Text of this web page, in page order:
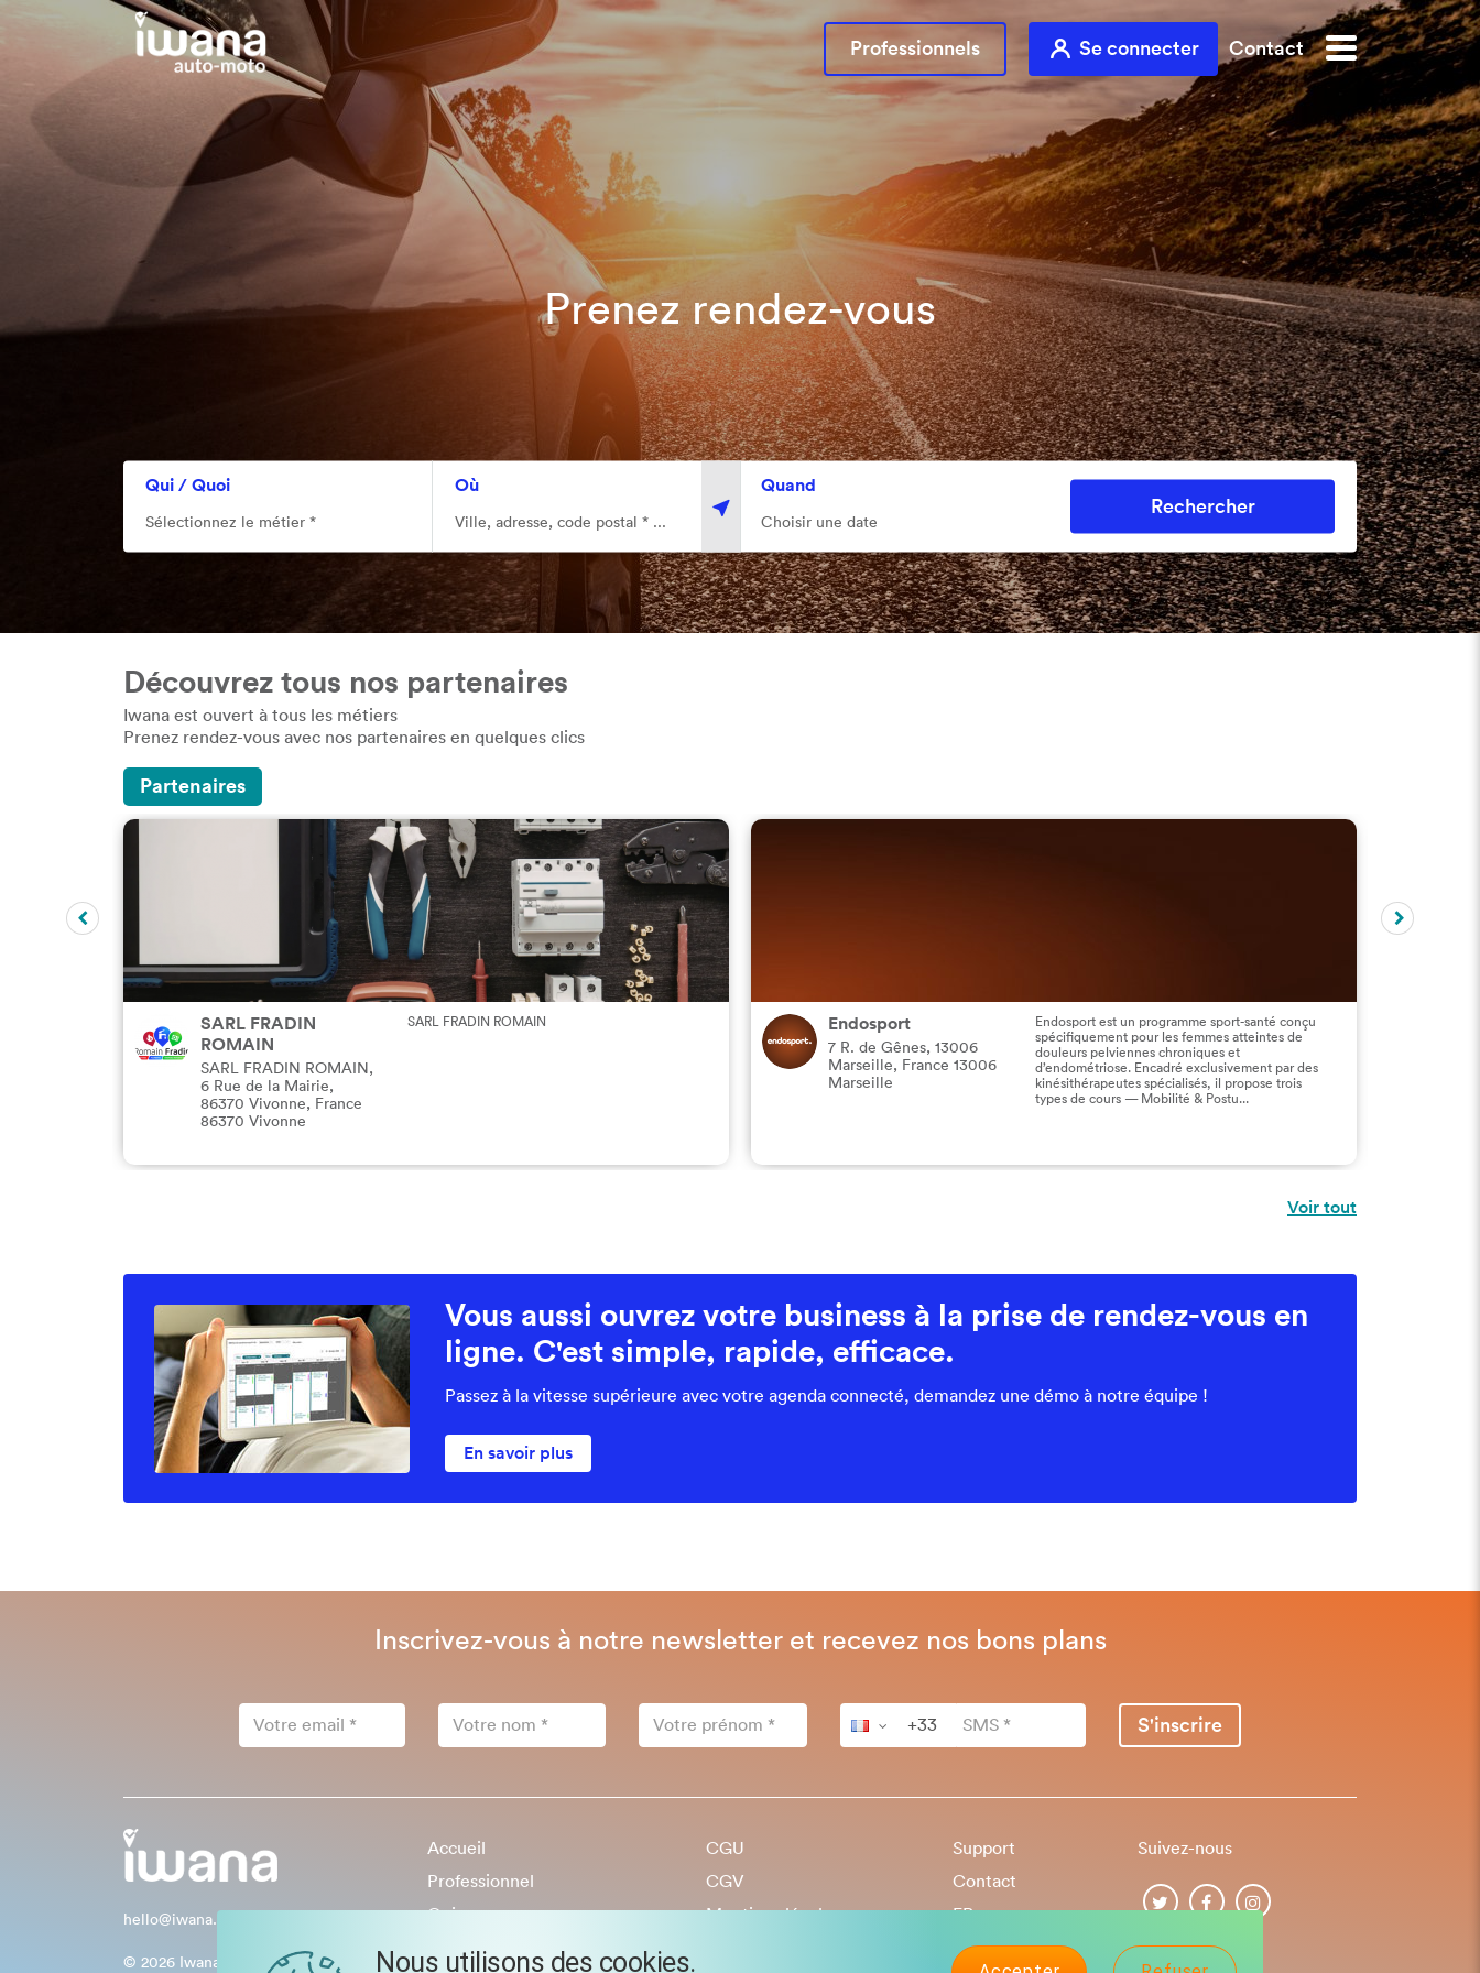
Professionnels Se connecter Contact
Prenez rendez-vous
Qui / Quoi Où Quand
Rechercher
Découvrez tous nos partenaires
Iwana est ouvert à tous les métiers
Prenez rendez-vous avec nos partenaires en quelques clics
Partenaires
SARL FRADIN
ROMAIN
SARL FRADIN ROMAIN,
6 Rue de la Mairie,
86370 Vivonne, France
86370 Vivonne
SARL FRADIN ROMAIN Endosport
7 R. de Gênes, 13006
Marseille, France 13006
Marseille
Endosport est un programme sport-santé conçu
spécifiquement pour les femmes atteintes de
douleurs pelviennes chroniques et
d’endométriose. Encadré exclusivement par des
kinésithérapeutes spécialisés, il propose trois
types de cours — Mobilité & Postu...
Voir tout
Vous aussi ouvrez votre business à la prise de rendez-vous en
ligne. C'est simple, rapide, efficace.
Passez à la vitesse supérieure avec votre agenda connecté, demandez une démo à notre équipe !
En savoir plus
Inscrivez-vous à notre newsletter et recevez nos bons plans
S'inscrire
hello@iwana.fr
© 2026 Iwana, tous droits réservés.
Accueil
Professionnel
Qui sommes-nous
Connexion
CGU
CGV
Mentions légales
Support
Contact
FR
Suivez-nous
Nous utilisons des cookies.